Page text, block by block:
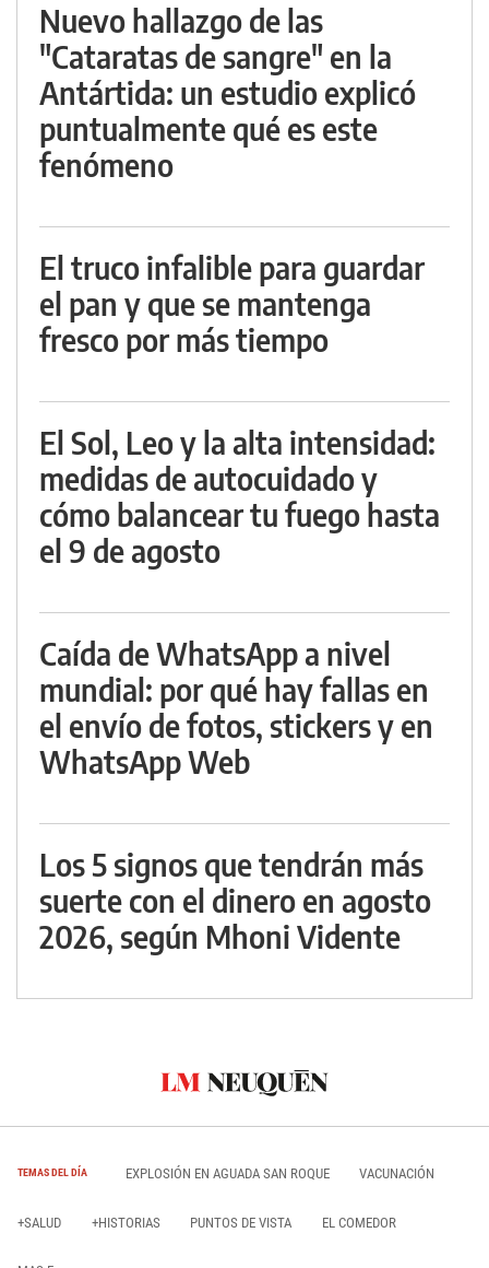
Nuevo hallazgo de las
"Cataratas de sangre" en la
Antártida: un estudio explicó
puntualmente qué es este
fenómeno
El truco infalible para guardar
el pan y que se mantenga
fresco por más tiempo
El Sol, Leo y la alta intensidad:
medidas de autocuidado y
cómo balancear tu fuego hasta
el 9 de agosto
Caída de WhatsApp a nivel
mundial: por qué hay fallas en
el envío de fotos, stickers y en
WhatsApp Web
Los 5 signos que tendrán más
suerte con el dinero en agosto
2026, según Mhoni Vidente
TEMAS DEL DÍA EXPLOSIÓN EN AGUADA SAN ROQUE VACUNACIÓN
+SALUD +HISTORIAS PUNTOS DE VISTA EL COMEDOR